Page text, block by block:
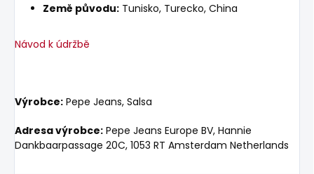
Země původu: Tunisko, Turecko, China
Návod k údržbě
Výrobce: Pepe Jeans, Salsa
Adresa výrobce: Pepe Jeans Europe BV, Hannie
Dankbaarpassage 20C, 1053 RT Amsterdam Netherlands